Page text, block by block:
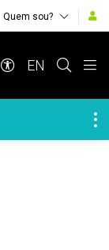
Quem sou?
EN